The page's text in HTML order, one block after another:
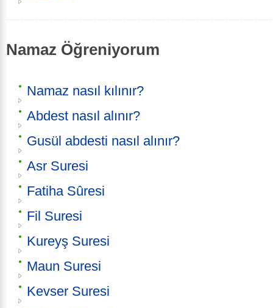
Namaz Öğreniyorum
Namaz nasıl kılınır?
Abdest nasıl alınır?
Gusül abdesti nasıl alınır?
Asr Suresi
Fatiha Sûresi
Fil Suresi
Kureyş Suresi
Maun Suresi
Kevser Suresi